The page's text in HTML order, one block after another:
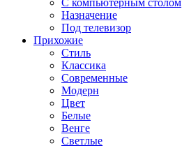
С компьютерным столом
Назначение
Под телевизор
Прихожие
Стиль
Классика
Современные
Модерн
Цвет
Белые
Венге
Светлые